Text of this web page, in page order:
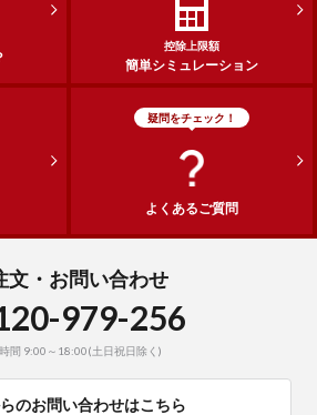
控除上限額
簡単シミュレーション
疑問をチェック！
よくあるご質問
文・お問い合わせ
979-256
間 9:00～18:00(土日祝日除く)
のお問い合わせはこちら